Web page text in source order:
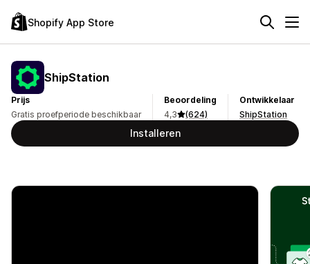
Shopify App Store
ShipStation
Prijs
Gratis proefperiode beschikbaar
Beoordeling
4,3
(624)
Ontwikkelaar
ShipStation
Installeren